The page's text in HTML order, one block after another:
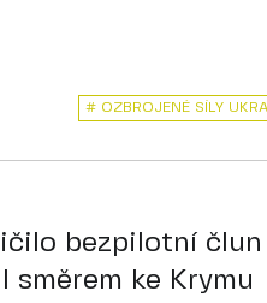
# OZBROJENÉ SÍLY
bezpilotní člun
směrem ke Krymu